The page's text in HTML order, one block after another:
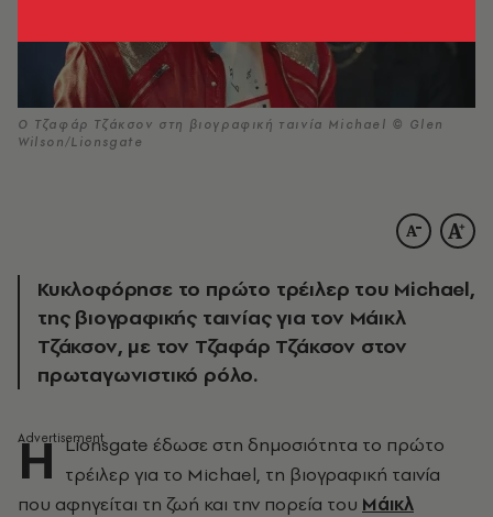
Ο Τζαφάρ Τζάκσον στη βιογραφική ταινία Michael © Glen
Wilson/Lionsgate
Κυκλοφόρησε το πρώτο τρέιλερ του Michael,
της βιογραφικής ταινίας για τον Μάικλ
Τζάκσον, με τον Τζαφάρ Τζάκσον στον
πρωταγωνιστικό ρόλο.
Η Lionsgate έδωσε στη δημοσιότητα το πρώτο
τρέιλερ για το Michael, τη βιογραφική ταινία
που αφηγείται τη ζωή και την πορεία του Μάικλ